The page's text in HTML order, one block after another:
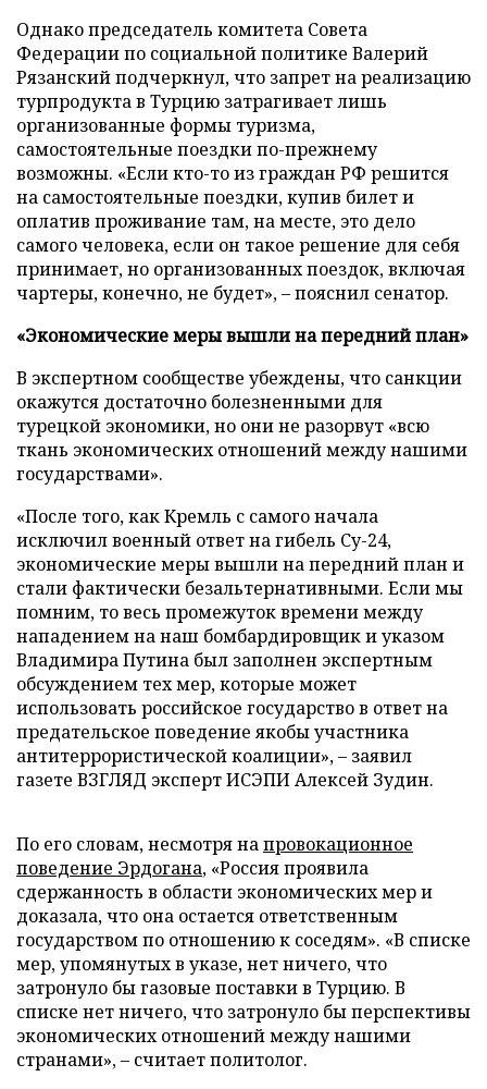
Однако председатель комитета Совета
Федерации по социальной политике Валерий
Рязанский подчеркнул, что запрет на реализацию
турпродукта в Турцию затрагивает лишь
организованные формы туризма,
самостоятельные поездки по-прежнему
возможны. «Если кто-то из граждан РФ решится
на самостоятельные поездки, купив билет и
оплатив проживание там, на месте, это дело
самого человека, если он такое решение для себя
принимает, но организованных поездок, включая
чартеры, конечно, не будет», – пояснил сенатор.
«Экономические меры вышли на передний план»
В экспертном сообществе убеждены, что санкции
окажутся достаточно болезненными для
турецкой экономики, но они не разорвут «всю
ткань экономических отношений между нашими
государствами».
«После того, как Кремль с самого начала
исключил военный ответ на гибель Су-24,
экономические меры вышли на передний план и
стали фактически безальтернативными. Если мы
помним, то весь промежуток времени между
нападением на наш бомбардировщик и указом
Владимира Путина был заполнен экспертным
обсуждением тех мер, которые может
использовать российское государство в ответ на
предательское поведение якобы участника
антитеррористической коалиции», – заявил
газете ВЗГЛЯД эксперт ИСЭПИ Алексей Зудин.
По его словам, несмотря напровокационное
поведение Эрдогана, «Россия проявила
сдержанность в области экономических мер и
доказала, что она остается ответственным
государством по отношению к соседям». «В списке
мер, упомянутых в указе, нет ничего, что
затронуло бы газовые поставки в Турцию. В
списке нет ничего, что затронуло бы перспективы
экономических отношений между нашими
странами», – считает политолог.